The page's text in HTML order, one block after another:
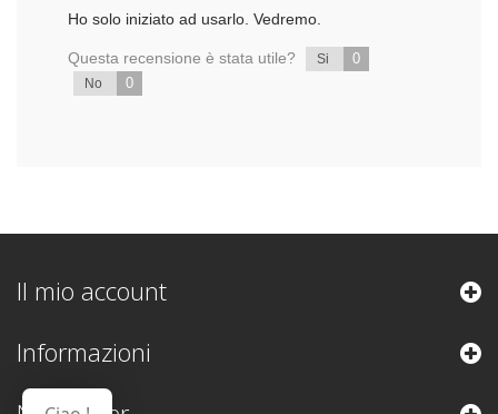
Ho solo iniziato ad usarlo. Vedremo.
Questa recensione è stata utile? Si 0
No 0
Il mio account
Informazioni